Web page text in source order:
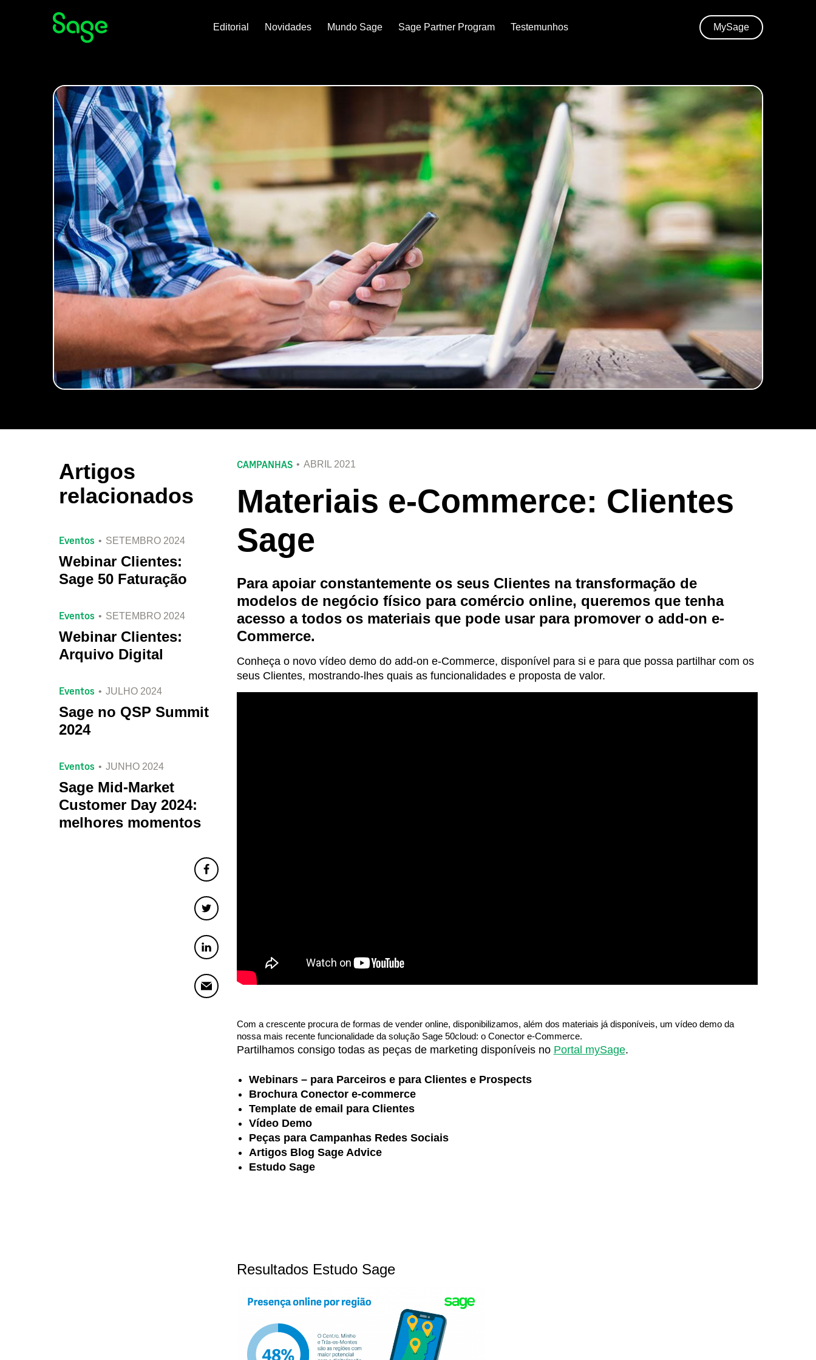
Editorial Novidades Mundo Sage Sage Partner Program Testemunhos MySage
CAMPANHAS ABRIL 2021
Materiais e-Commerce: Clientes
Sage
Para apoiar constantemente os seus Clientes na transformação de
modelos de negócio físico para comércio online, queremos que tenha
acesso a todos os materiais que pode usar para promover o add-on e-
Commerce.
Conheça o novo vídeo demo do add-on e-Commerce, disponível para si e para que possa partilhar com os
seus Clientes, mostrando-lhes quais as funcionalidades e proposta de valor.
Com a crescente procura de formas de vender online, disponibilizamos, além dos materiais já disponíveis, um vídeo demo da
nossa mais recente funcionalidade da solução Sage 50cloud: o Conector e-Commerce.
Partilhamos consigo todas as peças de marketing disponíveis no Portal mySage.
Webinars – para Parceiros e para Clientes e Prospects
Brochura Conector e-commerce
Template de email para Clientes
Vídeo Demo
Peças para Campanhas Redes Sociais
Artigos Blog Sage Advice
Estudo Sage
Resultados Estudo Sage
Artigos
relacionados
Eventos SETEMBRO 2024
Webinar Clientes:
Sage 50 Faturação
Eventos SETEMBRO 2024
Webinar Clientes:
Arquivo Digital
Eventos JULHO 2024
Sage no QSP Summit
2024
Eventos JUNHO 2024
Sage Mid-Market
Customer Day 2024:
melhores momentos